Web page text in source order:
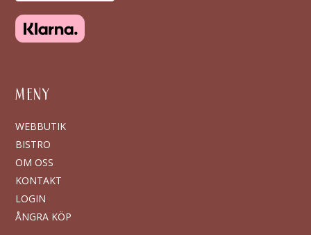
MENY
WEBBUTIK
BISTRO
OM OSS
KONTAKT
LOGIN
ÅNGRA KÖP